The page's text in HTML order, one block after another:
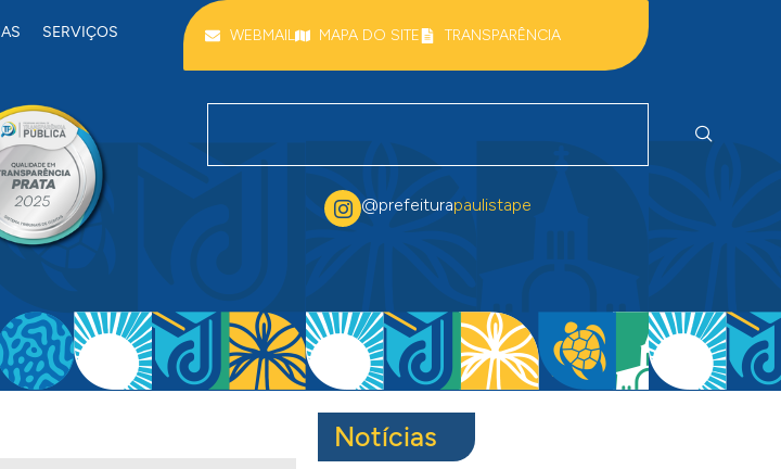
SERVIÇOS WEBMAIL MAPA DO SITE TRANSPARÊNCIA
@prefeiturapaulistape
Notícias